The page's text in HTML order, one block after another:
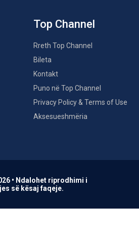
Top Channel
Rreth Top Channel
Bileta
Kontakt
Puno në Top Channel
Privacy Policy & Terms of Use
Aksesueshmëria
• Ndalohet riprodhimi i
së kësaj faqeje.